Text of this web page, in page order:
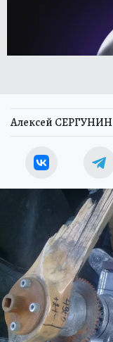
Алексей СЕРГУНИН